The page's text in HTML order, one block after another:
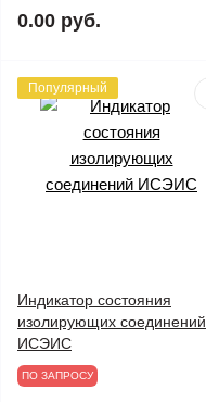
0.00 руб.
Популярный
Индикатор состояния
изолирующих соединений
ИСЭИС
ПО ЗАПРОСУ